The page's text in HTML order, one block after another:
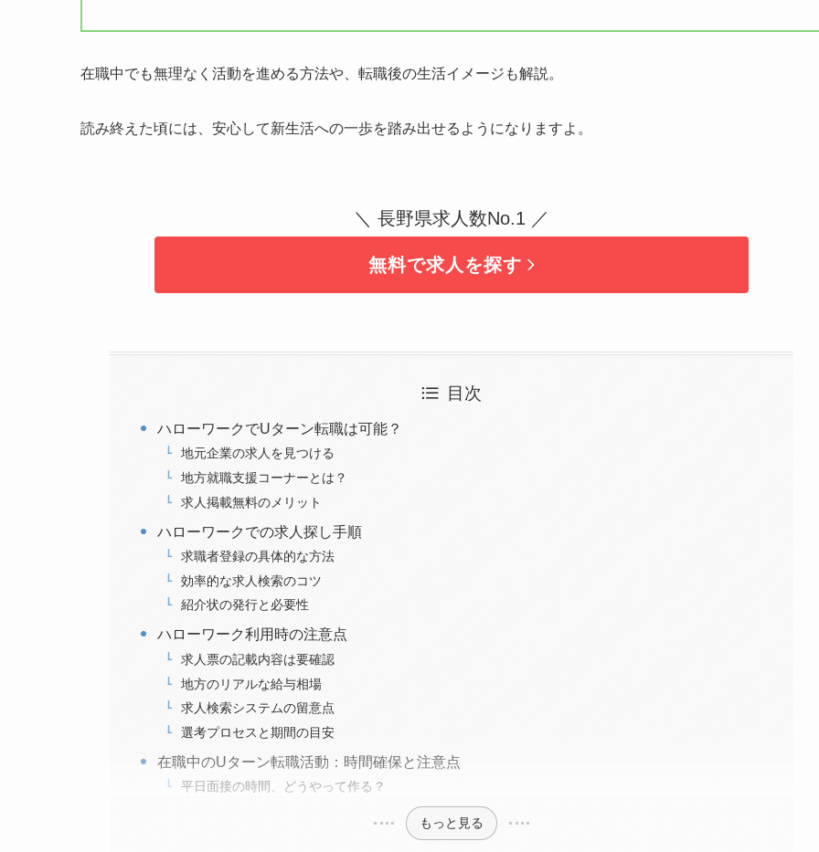
在職中でも無理なく活動を進める方法や、転職後の生活イメージも解説。
読み終えた頃には、安心して新生活への一歩を踏み出せるようになりますよ。
＼ 長野県求人数No.1 ／
無料で求人を探す
目次
ハローワークでUターン転職は可能？
地元企業の求人を見つける
地方就職支援コーナーとは？
求人掲載無料のメリット
ハローワークでの求人探し手順
求職者登録の具体的な方法
効率的な求人検索のコツ
紹介状の発行と必要性
ハローワーク利用時の注意点
求人票の記載内容は要確認
地方のリアルな給与相場
求人検索システムの留意点
選考プロセスと期間の目安
在職中のUターン転職活動：時間確保と注意点
平日面接の時間、どうやって作る？
もっと見る